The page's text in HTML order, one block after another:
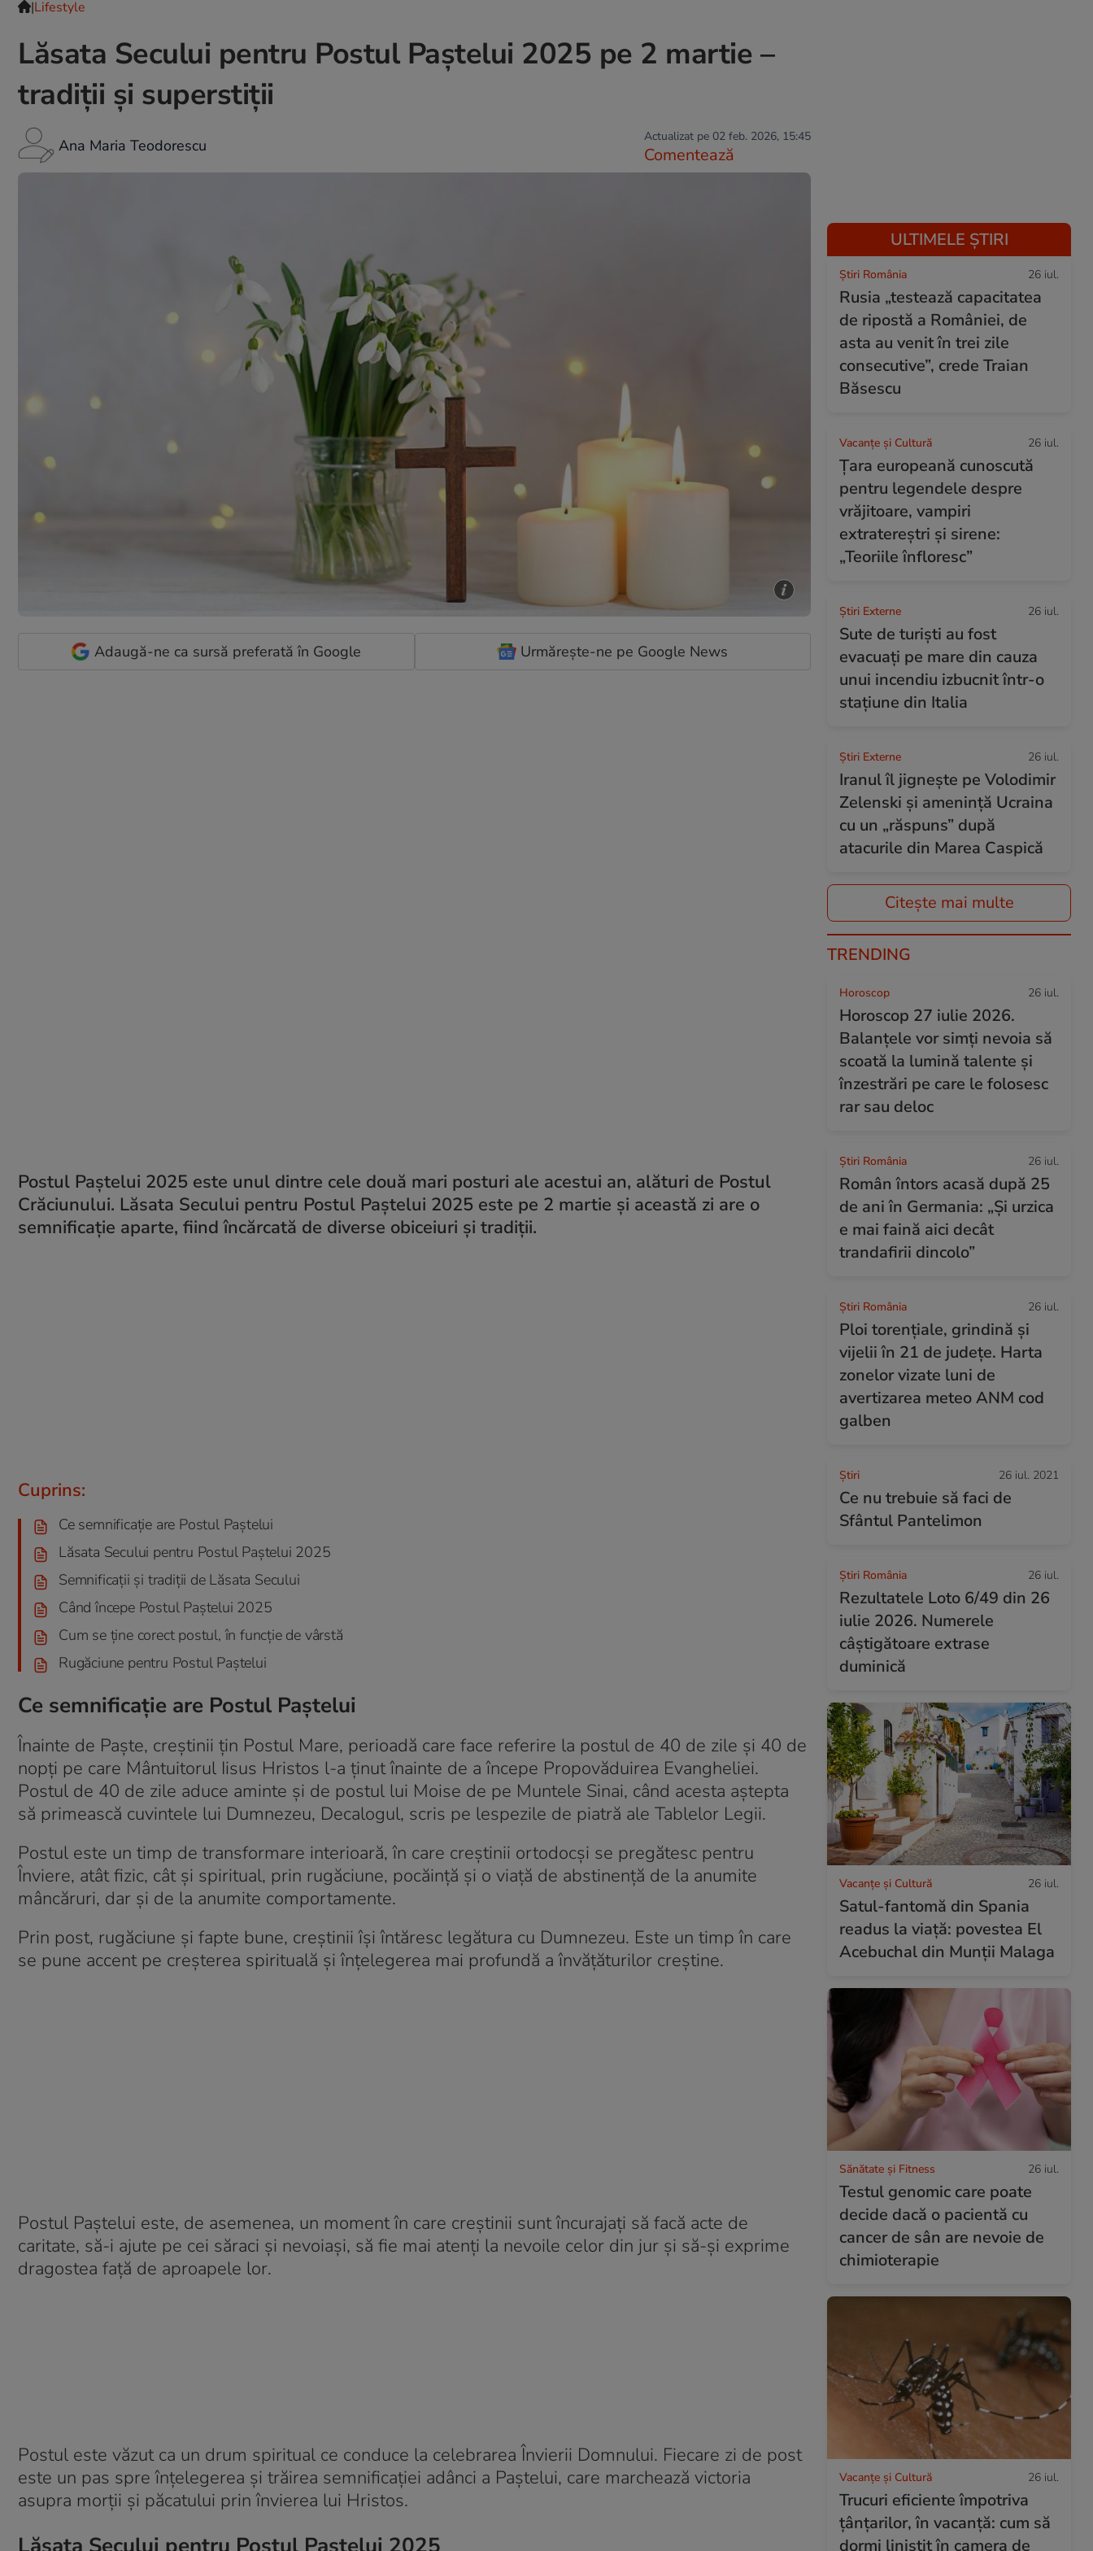
|Lifestyle
Lăsata Secului pentru Postul Paștelui 2025 pe 2 martie –
tradiții şi superstiții
Ana Maria Teodorescu Actualizat pe 02 feb. 2026, 15:45
Comentează
Adaugă-ne ca sursă preferată în Google Urmărește-ne pe Google News
Postul Paștelui 2025 este unul dintre cele două mari posturi ale acestui an, alături de Postul
Crăciunului. Lăsata Secului pentru Postul Paștelui 2025 este pe 2 martie și această zi are o
semnificație aparte, fiind încărcată de diverse obiceiuri și tradiții.
Cuprins:
Ce semnificație are Postul Paștelui
Lăsata Secului pentru Postul Paștelui 2025
Semnificații și tradiții de Lăsata Secului
Când începe Postul Paștelui 2025
Cum se ține corect postul, în funcție de vârstă
Rugăciune pentru Postul Paștelui
Ce semnificație are Postul Paștelui
Înainte de Paște, creștinii țin Postul Mare, perioadă care face referire la postul de 40 de zile și 40 de
nopți pe care Mântuitorul Iisus Hristos l-a ținut înainte de a începe Propovăduirea Evangheliei.
Postul de 40 de zile aduce aminte și de postul lui Moise de pe Muntele Sinai, când acesta aștepta
să primească cuvintele lui Dumnezeu, Decalogul, scris pe lespezile de piatră ale Tablelor Legii.
Postul este un timp de transformare interioară, în care creștinii ortodocși se pregătesc pentru
Înviere, atât fizic, cât și spiritual, prin rugăciune, pocăință și o viață de abstinență de la anumite
mâncăruri, dar și de la anumite comportamente.
Prin post, rugăciune și fapte bune, creștinii își întăresc legătura cu Dumnezeu. Este un timp în care
se pune accent pe creșterea spirituală și înțelegerea mai profundă a învățăturilor creștine.
Postul Paștelui este, de asemenea, un moment în care creștinii sunt încurajați să facă acte de
caritate, să-i ajute pe cei săraci și nevoiași, să fie mai atenți la nevoile celor din jur și să-și exprime
dragostea față de aproapele lor.
Postul este văzut ca un drum spiritual ce conduce la celebrarea Învierii Domnului. Fiecare zi de post
este un pas spre înțelegerea și trăirea semnificației adânci a Paștelui, care marchează victoria
asupra morții și păcatului prin învierea lui Hristos.
ULTIMELE ȘTIRI
Știri România 26 iul.
Rusia „testează capacitatea
de ripostă a României, de
asta au venit în trei zile
consecutive”, crede Traian
Băsescu
Vacanțe și Cultură 26 iul.
Țara europeană cunoscută
pentru legendele despre
vrăjitoare, vampiri
extratereștri și sirene:
„Teoriile înfloresc”
Știri Externe 26 iul.
Sute de turiști au fost
evacuați pe mare din cauza
unui incendiu izbucnit într-o
stațiune din Italia
Știri Externe 26 iul.
Iranul îl jignește pe Volodimir
Zelenski și amenință Ucraina
cu un „răspuns” după
atacurile din Marea Caspică
Citește mai multe
TRENDING
Horoscop 26 iul.
Horoscop 27 iulie 2026.
Balanțele vor simți nevoia să
scoată la lumină talente și
înzestrări pe care le folosesc
rar sau deloc
Știri România 26 iul.
Român întors acasă după 25
de ani în Germania: „Și urzica
e mai faină aici decât
trandafirii dincolo”
Știri România 26 iul.
Ploi torențiale, grindină și
vijelii în 21 de județe. Harta
zonelor vizate luni de
avertizarea meteo ANM cod
galben
Ştiri 26 iul. 2021
Ce nu trebuie să faci de
Sfântul Pantelimon
Știri România 26 iul.
Rezultatele Loto 6/49 din 26
iulie 2026. Numerele
câștigătoare extrase
duminică
Vacanțe și Cultură 26 iul.
Satul-fantomă din Spania
readus la viață: povestea El
Acebuchal din Munții Malaga
Sănătate și Fitness 26 iul.
Testul genomic care poate
decide dacă o pacientă cu
cancer de sân are nevoie de
chimioterapie
Vacanțe și Cultură 26 iul.
Trucuri eficiente împotriva
țânțarilor, în vacanță: cum să
dormi liniștit în camera de